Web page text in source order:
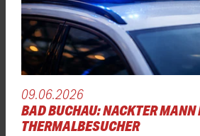
09.06.2026
BAD BUCHAU: NACKTER
THERMALBESUCHER